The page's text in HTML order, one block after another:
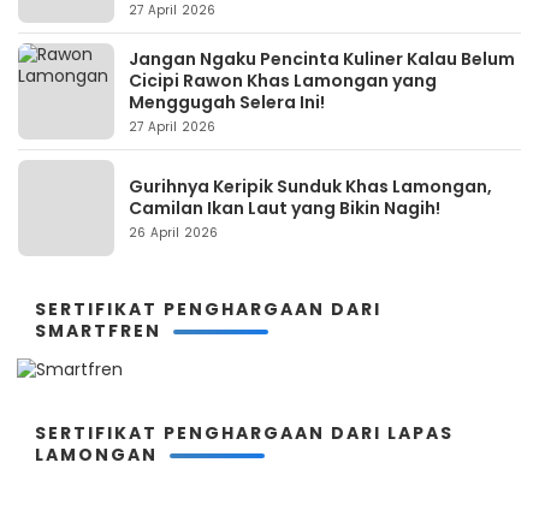
27 April 2026
Jangan Ngaku Pencinta Kuliner Kalau Belum
Cicipi Rawon Khas Lamongan yang
Menggugah Selera Ini!
27 April 2026
Gurihnya Keripik Sunduk Khas Lamongan,
Camilan Ikan Laut yang Bikin Nagih!
26 April 2026
SERTIFIKAT PENGHARGAAN DARI
SMARTFREN
SERTIFIKAT PENGHARGAAN DARI LAPAS
LAMONGAN